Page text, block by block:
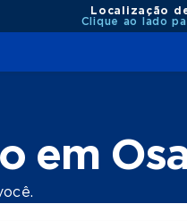
Localização
Clique ao lado
em